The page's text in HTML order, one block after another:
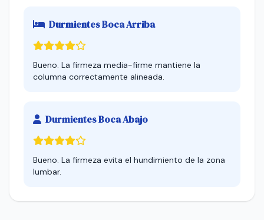
Durmientes Boca Arriba
Bueno. La firmeza media-firme mantiene la
columna correctamente alineada.
Durmientes Boca Abajo
Bueno. La firmeza evita el hundimiento de la zona
lumbar.